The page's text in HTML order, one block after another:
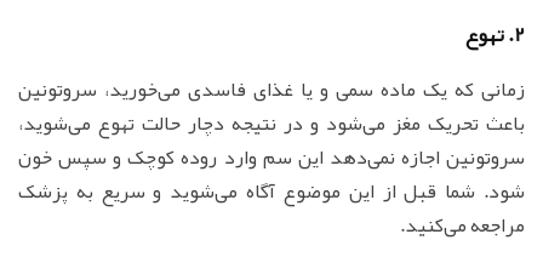
2. تهوع
زمانی که یک ماده سمی و یا غذای فاسدی می‌خورید، سروتونین
باعث تحریک مغز می‌شود و در نتیجه دچار حالت تهوع می‌شوید،
سروتونین اجازه نمی‌دهد این سم وارد روده کوچک و سپس خون
شود. شما قبل از این موضوع آگاه می‌شوید و سریع به پزشک
مراجعه می‌کنید.